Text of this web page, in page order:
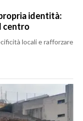
identità:
centro
locali e rafforzare